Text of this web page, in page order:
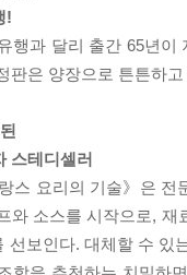
!
행과 달리 출간 65년
판은 양장으로 튼튼하
스테디셀러
스 요리의 기술》은
와 소스를 시작으로,
선보인다. 대체할 수